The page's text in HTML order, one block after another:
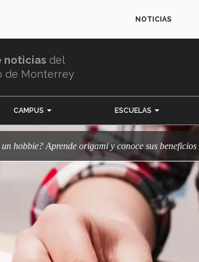
NOTICIAS
noticias del
de Monterrey
CAMPUS ESCUELAS
y un hobbie? Aprende origami y conoce sus beneficios